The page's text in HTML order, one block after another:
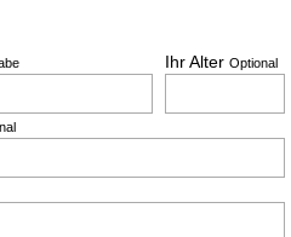
Ihr Alter Optional